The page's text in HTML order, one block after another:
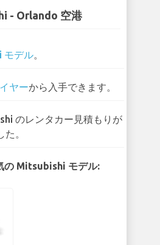
- Orlando 空港
モデル。
ヤーから入手できます。
のレンタカー見積もりが
。
の Mitsubishi モデル: